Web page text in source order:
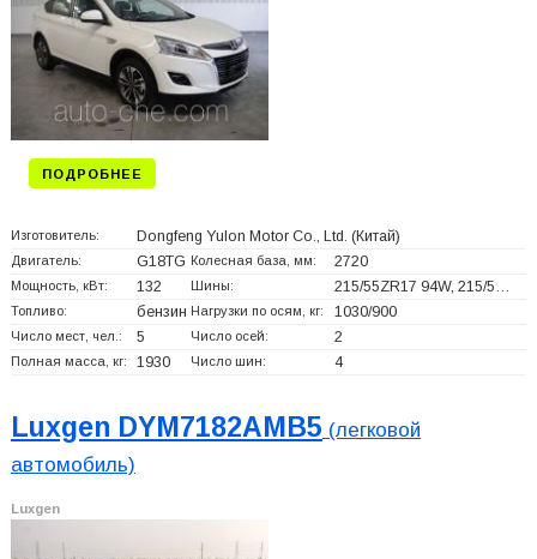
ПОДРОБНЕЕ
Изготовитель: Dongfeng Yulon Motor Co., Ltd. (Китай)
Двигатель: G18TG Колесная база, мм: 2720
Мощность, кВт: 132 Шины: 215/55ZR17 94W, 215/5…
Топливо: бензин Нагрузки по осям, кг: 1030/900
Число мест, чел.: 5 Число осей: 2
Полная масса, кг: 1930 Число шин: 4
Luxgen DYM7182AMB5 (легковой
автомобиль)
Luxgen